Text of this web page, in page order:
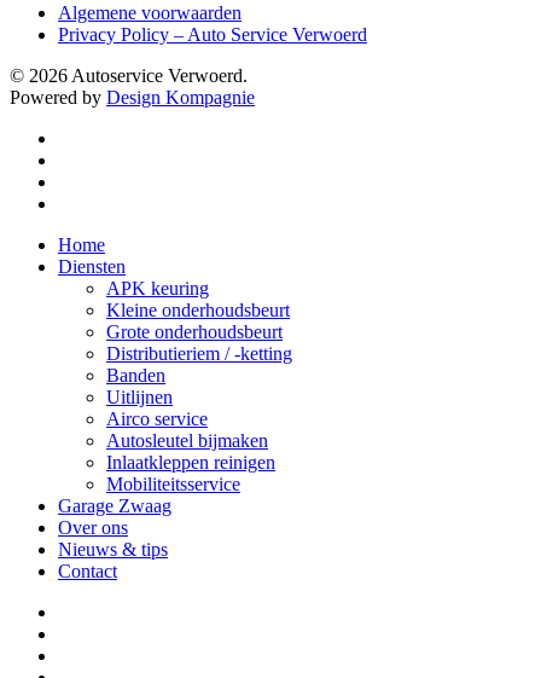
Algemene voorwaarden
Privacy Policy – Auto Service Verwoerd
© 2026 Autoservice Verwoerd.
Powered by Design Kompagnie
Close
Menu
Home
Diensten
APK keuring
Kleine onderhoudsbeurt
Grote onderhoudsbeurt
Distributieriem / -ketting
Banden
Uitlijnen
Airco service
Autosleutel bijmaken
Inlaatkleppen reinigen
Mobiliteitsservice
Garage Zwaag
Over ons
Nieuws & tips
Contact